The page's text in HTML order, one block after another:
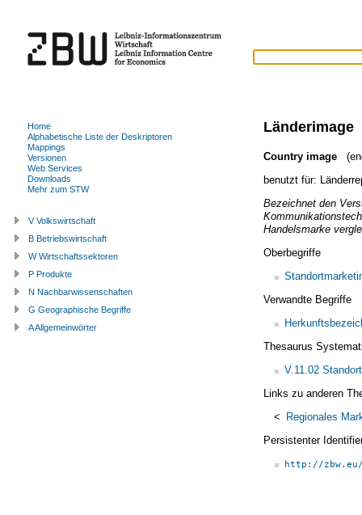
Länderimage
Country image
benutzt für:
Bezeichnet den
Handelsmarke
Oberbegriffe
Verwandte Begriffe
Thesaurus
V.11.02
Links zu anderen
< Regionales
Persistenter
http://
Home
Alphabetische Liste der Deskriptoren
Mappings
Versionen
Web Services
Downloads
Mehr zum STW
V Volkswirtschaft
B Betriebswirtschaft
W Wirtschaftssektoren
P Produkte
N Nachbarwissenschaften
G Geographische Begriffe
A Allgemeinwörter